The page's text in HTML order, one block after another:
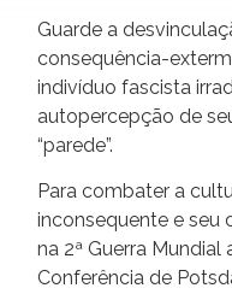
Guarde a
consequência-
indivíduo fascista
autopercepção de
“parede”.
Para combater a
inconsequente e seu
na 2ª Guerra
Conferência de